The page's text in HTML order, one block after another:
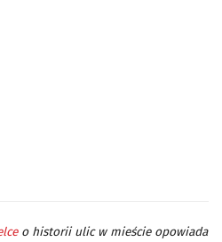
o historii ulic w mieście opowiada